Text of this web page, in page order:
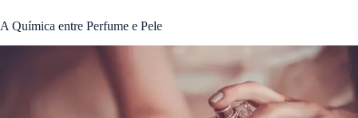
A Química entre Perfume e Pele